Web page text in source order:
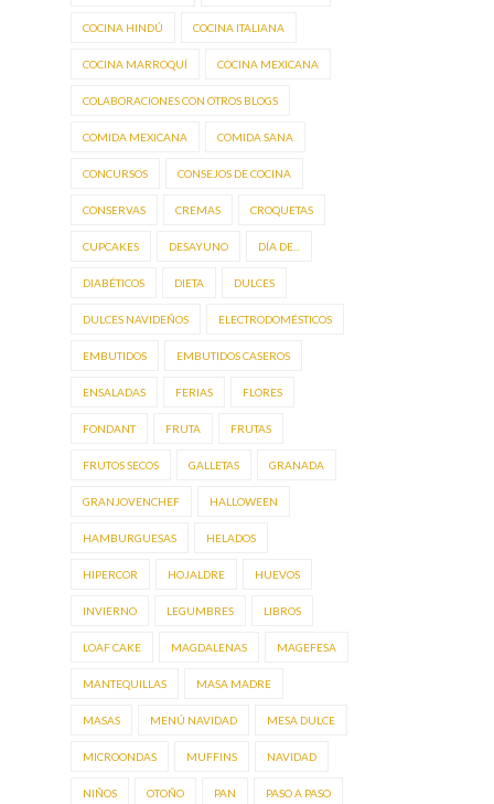
COCINA HINDÚ COCINA ITALIANA
COCINA MARROQUÍ COCINA MEXICANA
COLABORACIONES CON OTROS BLOGS
COMIDA MEXICANA COMIDA SANA
CONCURSOS CONSEJOS DE COCINA
CONSERVAS CREMAS CROQUETAS
CUPCAKES DESAYUNO DÍA DE...
DIABÉTICOS DIETA DULCES
DULCES NAVIDEÑOS ELECTRODOMÉSTICOS
EMBUTIDOS EMBUTIDOS CASEROS
ENSALADAS FERIAS FLORES
FONDANT FRUTA FRUTAS
FRUTOS SECOS GALLETAS GRANADA
GRANJOVENCHEF HALLOWEEN
HAMBURGUESAS HELADOS
HIPERCOR HOJALDRE HUEVOS
INVIERNO LEGUMBRES LIBROS
LOAF CAKE MAGDALENAS MAGEFESA
MANTEQUILLAS MASA MADRE
MASAS MENÚ NAVIDAD MESA DULCE
MICROONDAS MUFFINS NAVIDAD
NIÑOS OTOÑO PAN PASO A PASO